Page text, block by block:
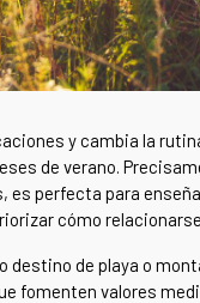
y cambia la
de verano.
es perfecta para
cómo
destino de playa o
fomenten valores